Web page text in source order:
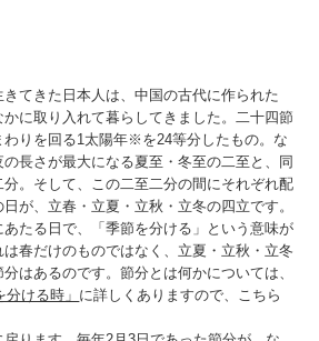
てきた日本人は、中国の古代に作られた
かに取り入れて暮らしてきました。二十四節
わりを回る1太陽年※を24等分したもの。な
長さが最大になる夏至・冬至の二至と、同
分。そして、この二至二分の間にそれぞれ配
が、立春・立夏・立秋・立冬の四立です。
あたる日で、「季節を分ける」という意味が
春だけのものではなく、立夏・立秋・立冬
はあるのです。節分とは何かについては、
ける時」 に詳しくありますので、こちら